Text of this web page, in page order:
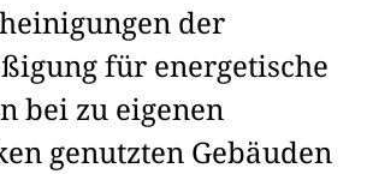
der
für energetische
bei zu eigenen
genutzten Gebäuden